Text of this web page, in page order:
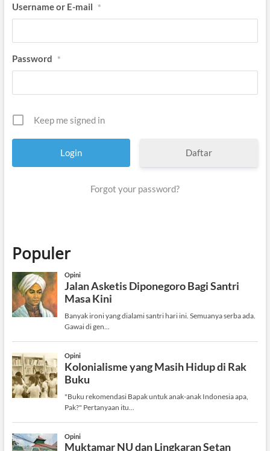
Username or E-mail *
Password *
Keep me signed in
Daftar
Forgot your password?
Populer